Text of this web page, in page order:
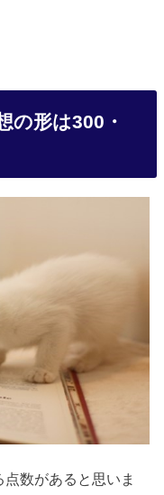
の形は300・
数があると思いま